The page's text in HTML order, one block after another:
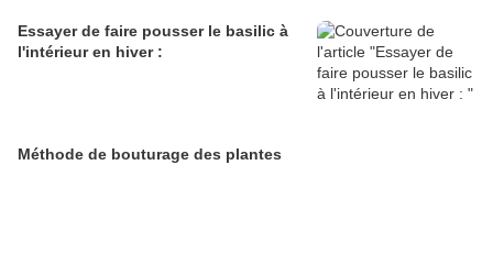
Essayer de faire pousser le basilic à
l'intérieur en hiver :
Méthode de bouturage des plantes